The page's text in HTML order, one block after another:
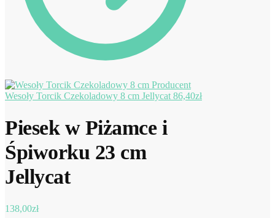
Wesoły Torcik Czekoladowy 8 cm Jellycat 86,40zł
Piesek w Piżamce i
Śpiworku 23 cm
Jellycat
138,00zł